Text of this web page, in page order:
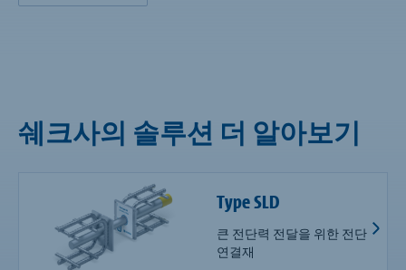
쉐크사의 솔루션 더 알아보기
Type SLD
큰 전단력 전달을 위한 전단
연결재